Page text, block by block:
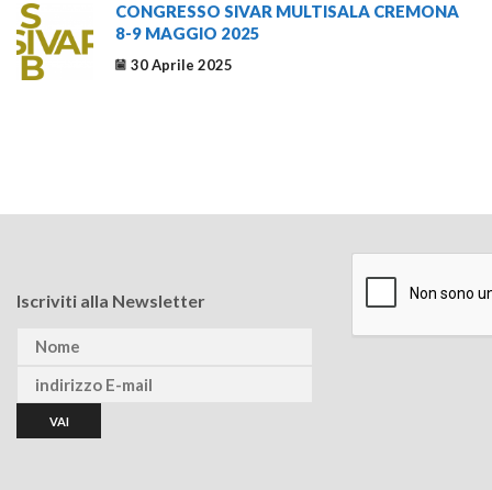
CONGRESSO SIVAR MULTISALA CREMONA
8-9 MAGGIO 2025
30 Aprile 2025
Iscriviti alla Newsletter